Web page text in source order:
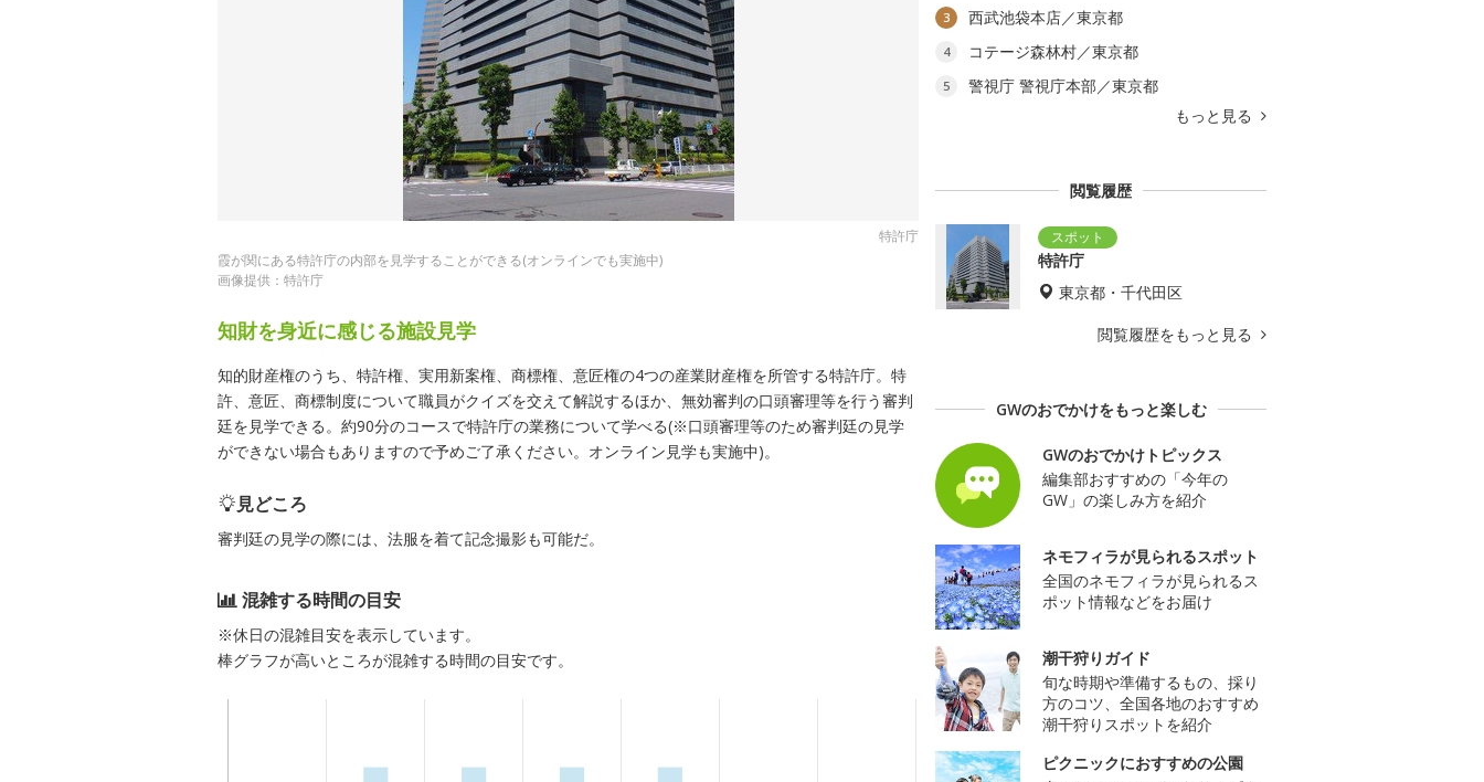
特許庁
霞が関にある特許庁の内部を見学することができる(オンラインでも実施中)
画像提供：特許庁
知財を身近に感じる施設見学
知的財産権のうち、特許権、実用新案権、商標権、意匠権の4つの産業財産権を所管する特許庁。特
許、意匠、商標制度について職員がクイズを交えて解説するほか、無効審判の口頭審理等を行う審判
廷を見学できる。約90分のコースで特許庁の業務について学べる(※口頭審理等のため審判廷の見学
ができない場合もありますので予めご了承ください。オンライン見学も実施中)。
見どころ
審判廷の見学の際には、法服を着て記念撮影も可能だ。
混雑する時間の目安
※休日の混雑目安を表示しています。
棒グラフが高いところが混雑する時間の目安です。
3 西武池袋本店／東京都
4 コテージ森林村／東京都
5
警視庁 警視庁本部／東京都
もっと見る
閲覧履歴
特許庁
東京都・千代田区
閲覧履歴をもっと見る
GWのおでかけをもっと楽しむ
GWのおでかけトピックス
編集部おすすめの「今年の
GW」の楽しみ方を紹介
ネモフィラが見られるスポット
全国のネモフィラが見られるス
ポット情報などをお届け
潮干狩りガイド
旬な時期や準備するもの、採り
方のコツ、全国各地のおすすめ
潮干狩りスポットを紹介
ピクニックにおすすめの公園